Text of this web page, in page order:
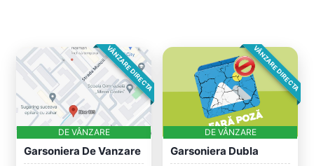
VÂNZARE DIRECTA
DE VÂNZARE
Garsoniera De Vanzare
VÂNZARE DIRECTA
DE VÂNZARE
Garsoniera Dubla